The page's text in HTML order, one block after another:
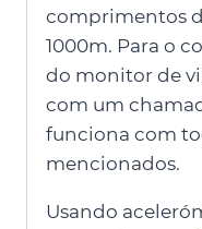
comprimentos
1000m. Para o
do monitor de
com um
funciona com
mencionados.
Usando